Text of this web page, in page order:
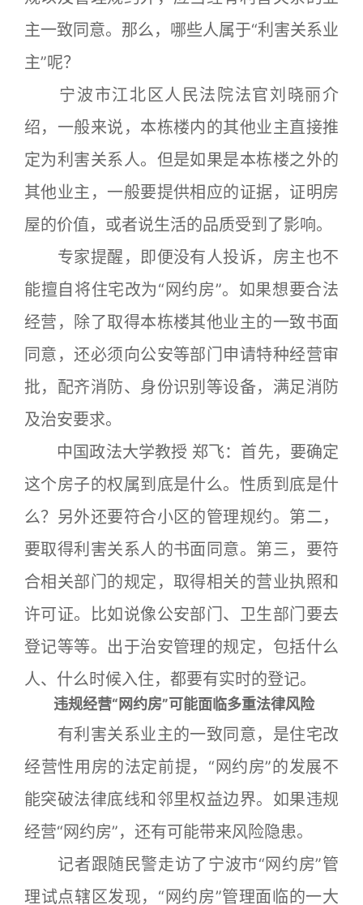
主一致同意。那么，哪些人属于“利害关系业
主”呢？
宁波市江北区人民法院法官刘晓丽介
绍，一般来说，本栋楼内的其他业主直接推
定为利害关系人。但是如果是本栋楼之外的
其他业主，一般要提供相应的证据，证明房
屋的价值，或者说生活的品质受到了影响。
专家提醒，即便没有人投诉，房主也不
能擅自将住宅改为“网约房”。如果想要合法
经营，除了取得本栋楼其他业主的一致书面
同意，还必须向公安等部门申请特种经营审
批，配齐消防、身份识别等设备，满足消防
及治安要求。
中国政法大学教授 郑飞：首先，要确定
这个房子的权属到底是什么。性质到底是什
么？另外还要符合小区的管理规约。第二，
要取得利害关系人的书面同意。第三，要符
合相关部门的规定，取得相关的营业执照和
许可证。比如说像公安部门、卫生部门要去
登记等等。出于治安管理的规定，包括什么
人、什么时候入住，都要有实时的登记。
违规经营“网约房”可能面临多重法律风险
有利害关系业主的一致同意，是住宅改
经营性用房的法定前提，“网约房”的发展不
能突破法律底线和邻里权益边界。如果违规
经营“网约房”，还有可能带来风险隐患。
记者跟随民警走访了宁波市“网约房”管
理试点辖区发现，“网约房”管理面临的一大